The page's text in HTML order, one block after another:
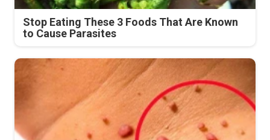
Stop Eating These 3 Foods That Are Known
to Cause Parasites